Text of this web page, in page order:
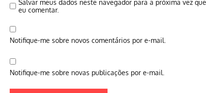
Salvar meus dados neste navegador para a próxima vez que
eu comentar.
Notifique-me sobre novos comentários por e-mail.
Notifique-me sobre novas publicações por e-mail.